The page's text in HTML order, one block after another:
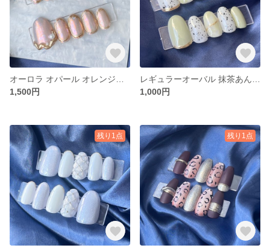
1,500円
1,000円
残り1点 残り1点